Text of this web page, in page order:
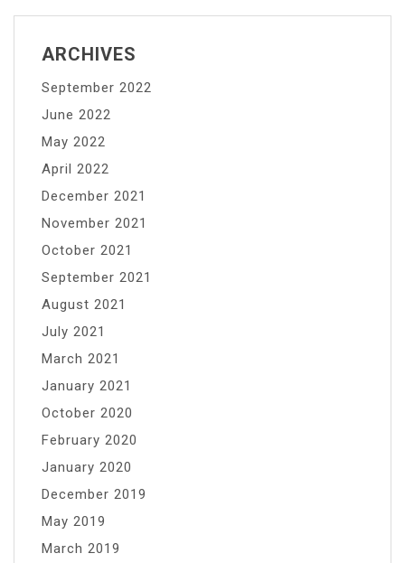
ARCHIVES
September 2022
June 2022
May 2022
April 2022
December 2021
November 2021
October 2021
September 2021
August 2021
July 2021
March 2021
January 2021
October 2020
February 2020
January 2020
December 2019
May 2019
March 2019